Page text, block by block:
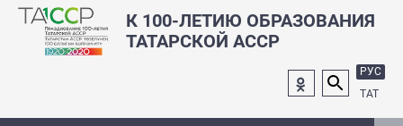
К 100-ЛЕТИЮ ОБРАЗОВАНИЯ
ТАТАРСКОЙ АССР
РУС
ТАТ